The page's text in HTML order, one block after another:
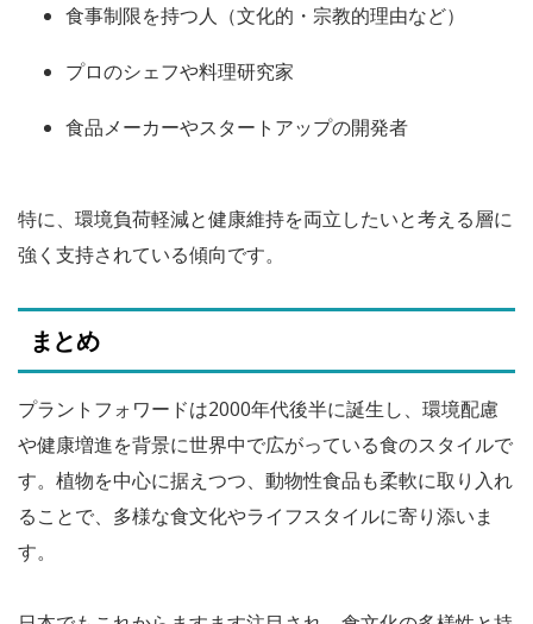
食事制限を持つ人（文化的・宗教的理由など）
プロのシェフや料理研究家
食品メーカーやスタートアップの開発者
特に、環境負荷軽減と健康維持を両立したいと考える層に
強く支持されている傾向です。
まとめ
プラントフォワードは2000年代後半に誕生し、環境配慮
や健康増進を背景に世界中で広がっている食のスタイルで
す。植物を中心に据えつつ、動物性食品も柔軟に取り入れ
ることで、多様な食文化やライフスタイルに寄り添いま
す。